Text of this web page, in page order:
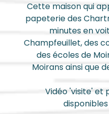
Cette maison qui
papeterie des
minutes en
Champfeuillet, des
des écoles de
Moirans ainsi que
Vidéo 'visite' et